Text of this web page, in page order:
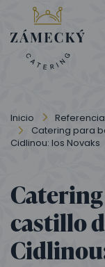
Inicio
Referencia
Catering para
Cidlinou: los Novaks
castillo